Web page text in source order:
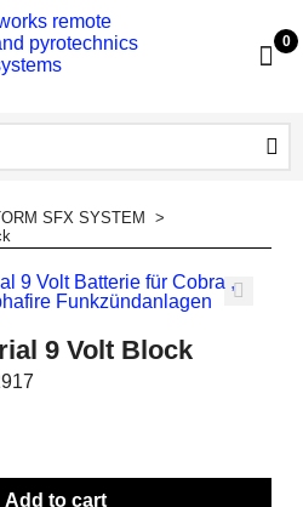
0
SFX SYSTEM
>
9 Volt Block
Add to cart